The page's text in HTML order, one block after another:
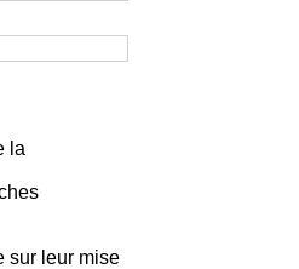
la
sur leur mise